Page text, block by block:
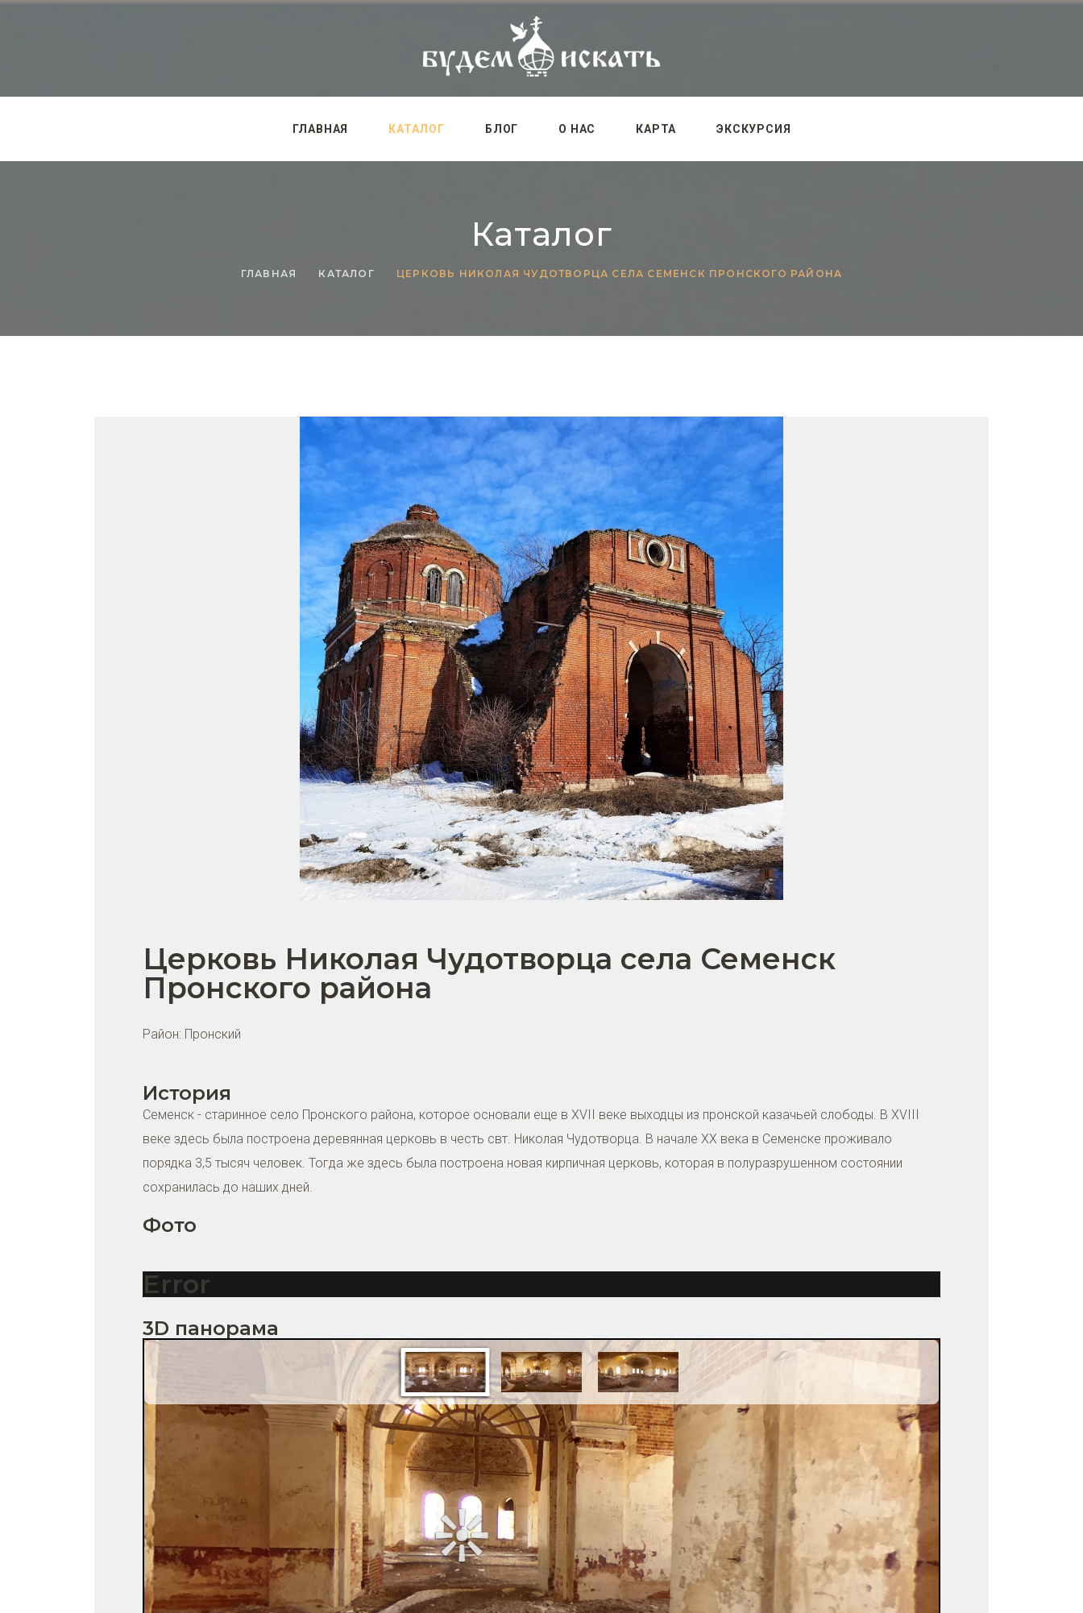
ГЛАВНАЯ КАТАЛОГ БЛОГ О НАС КАРТА ЭКСКУРСИЯ
Каталог
ГЛАВНАЯ КАТАЛОГ ЦЕРКОВЬ НИКОЛАЯ ЧУДОТВОРЦА СЕЛА СЕМЕНСК ПРОНСКОГО РАЙОНА
Церковь Николая Чудотворца села Семенск
Пронского района
Район: Пронский
История
Семенск - старинное село Пронского района, которое основали еще в XVII веке выходцы из пронской казачьей слободы. В XVIII
веке здесь была построена деревянная церковь в честь свт. Николая Чудотворца. В начале XX века в Семенске проживало
порядка 3,5 тысяч человек. Тогда же здесь была построена новая кирпичная церковь, которая в полуразрушенном состоянии
сохранилась до наших дней.
Фото
Error
3D панорама